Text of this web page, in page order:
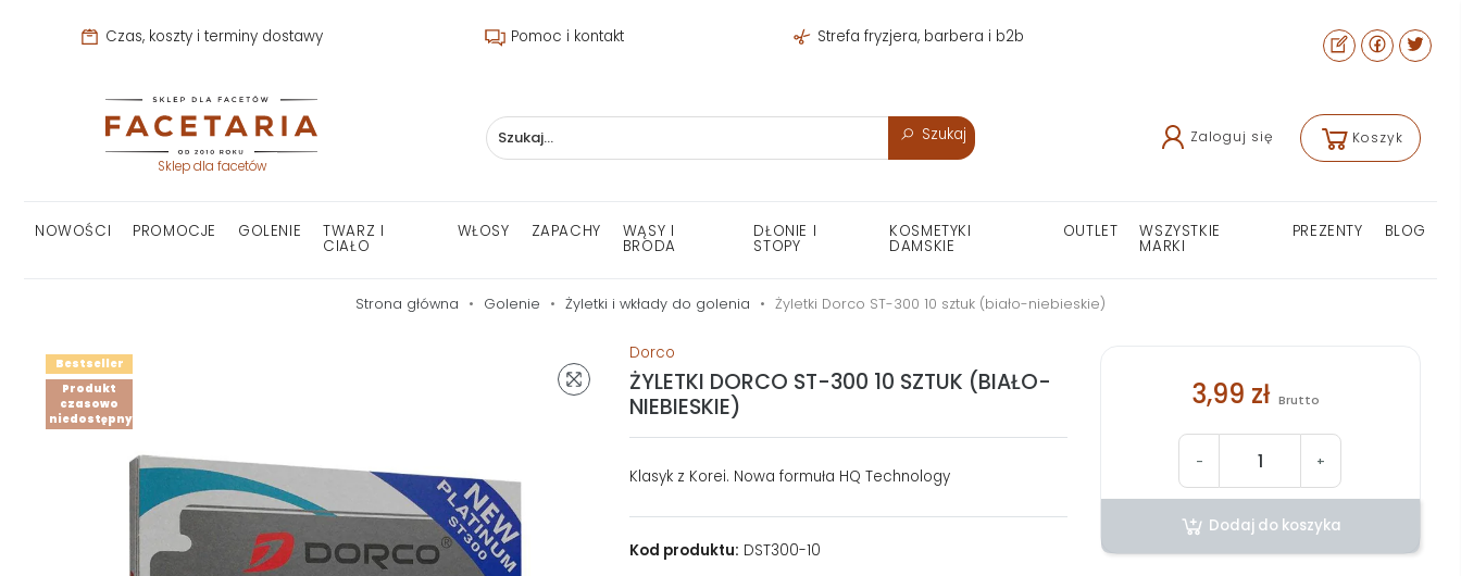
Czas, koszty i terminy dostawy Pomoc i kontakt Strefa fryzjera, barbera i b2b
Sklep dla facetów
Szukaj Zaloguj się Koszyk
NOWOŚCI PROMOCJE GOLENIE TWARZ I
CIAŁO
WŁOSY ZAPACHY WĄSY I
BRODA
DŁONIE I
STOPY
KOSMETYKI
DAMSKIE
OUTLET WSZYSTKIE
MARKI
PREZENTY BLOG
Strona główna Golenie Żyletki i wkłady do golenia Żyletki Dorco ST-300 10 sztuk (biało-niebieskie)
Produkt
czasowo
niedostępny
Bestseller
Dorco
ŻYLETKI DORCO ST-300 10 SZTUK (BIAŁO-
NIEBIESKIE)
Klasyk z Korei. Nowa formuła HQ Technology
Kod produktu: DST300-10
3,99 zł Brutto
- +
Dodaj do koszyka